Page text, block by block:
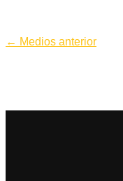
Navegación
← Medios anterior